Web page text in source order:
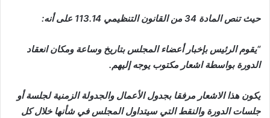
حيث تنص المادة 34 من القانون التنظيمي 113.14 على أنه:
“يقوم الرئيس بإخبار أعضاء المجلس بتاريخ وساعة ومكان انعقاد
الدورة بواسطة اشعار مكتوب يوجه إليهم.
يكون هذا الاشعار مرفقا بجدول الأعمال والجدولة الزمنية لجلسة أو
جلسات الدورة والنقط التي سيتداول المجلس في شأنها خلال كل